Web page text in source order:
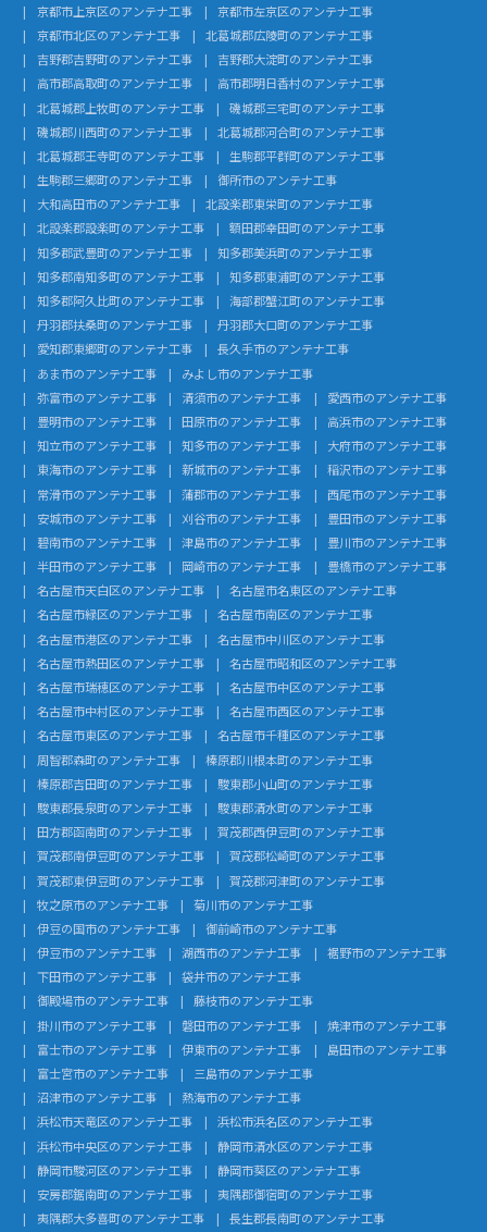
京都市上京区のアンテナ工事
京都市左京区のアンテナ工事
京都市北区のアンテナ工事
北葛城郡広陵町のアンテナ工事
吉野郡吉野町のアンテナ工事
吉野郡大淀町のアンテナ工事
高市郡高取町のアンテナ工事
高市郡明日香村のアンテナ工事
北葛城郡上牧町のアンテナ工事
磯城郡三宅町のアンテナ工事
磯城郡川西町のアンテナ工事
北葛城郡河合町のアンテナ工事
北葛城郡王寺町のアンテナ工事
生駒郡平群町のアンテナ工事
生駒郡三郷町のアンテナ工事
御所市のアンテナ工事
大和高田市のアンテナ工事
北設楽郡東栄町のアンテナ工事
北設楽郡設楽町のアンテナ工事
額田郡幸田町のアンテナ工事
知多郡武豊町のアンテナ工事
知多郡美浜町のアンテナ工事
知多郡南知多町のアンテナ工事
知多郡東浦町のアンテナ工事
知多郡阿久比町のアンテナ工事
海部郡蟹江町のアンテナ工事
丹羽郡扶桑町のアンテナ工事
丹羽郡大口町のアンテナ工事
愛知郡東郷町のアンテナ工事
長久手市のアンテナ工事
あま市のアンテナ工事
みよし市のアンテナ工事
弥富市のアンテナ工事
清須市のアンテナ工事
愛西市のアンテナ工事
豊明市のアンテナ工事
田原市のアンテナ工事
高浜市のアンテナ工事
知立市のアンテナ工事
知多市のアンテナ工事
大府市のアンテナ工事
東海市のアンテナ工事
新城市のアンテナ工事
稲沢市のアンテナ工事
常滑市のアンテナ工事
蒲郡市のアンテナ工事
西尾市のアンテナ工事
安城市のアンテナ工事
刈谷市のアンテナ工事
豊田市のアンテナ工事
碧南市のアンテナ工事
津島市のアンテナ工事
豊川市のアンテナ工事
半田市のアンテナ工事
岡崎市のアンテナ工事
豊橋市のアンテナ工事
名古屋市天白区のアンテナ工事
名古屋市名東区のアンテナ工事
名古屋市緑区のアンテナ工事
名古屋市南区のアンテナ工事
名古屋市港区のアンテナ工事
名古屋市中川区のアンテナ工事
名古屋市熱田区のアンテナ工事
名古屋市昭和区のアンテナ工事
名古屋市瑞穂区のアンテナ工事
名古屋市中区のアンテナ工事
名古屋市中村区のアンテナ工事
名古屋市西区のアンテナ工事
名古屋市東区のアンテナ工事
名古屋市千種区のアンテナ工事
周智郡森町のアンテナ工事
榛原郡川根本町のアンテナ工事
榛原郡吉田町のアンテナ工事
駿東郡小山町のアンテナ工事
駿東郡長泉町のアンテナ工事
駿東郡清水町のアンテナ工事
田方郡函南町のアンテナ工事
賀茂郡西伊豆町のアンテナ工事
賀茂郡南伊豆町のアンテナ工事
賀茂郡松崎町のアンテナ工事
賀茂郡東伊豆町のアンテナ工事
賀茂郡河津町のアンテナ工事
牧之原市のアンテナ工事
菊川市のアンテナ工事
伊豆の国市のアンテナ工事
御前崎市のアンテナ工事
伊豆市のアンテナ工事
湖西市のアンテナ工事
裾野市のアンテナ工事
下田市のアンテナ工事
袋井市のアンテナ工事
御殿場市のアンテナ工事
藤枝市のアンテナ工事
掛川市のアンテナ工事
磐田市のアンテナ工事
焼津市のアンテナ工事
富士市のアンテナ工事
伊東市のアンテナ工事
島田市のアンテナ工事
富士宮市のアンテナ工事
三島市のアンテナ工事
沼津市のアンテナ工事
熱海市のアンテナ工事
浜松市天竜区のアンテナ工事
浜松市浜名区のアンテナ工事
浜松市中央区のアンテナ工事
静岡市清水区のアンテナ工事
静岡市駿河区のアンテナ工事
静岡市葵区のアンテナ工事
安房郡鋸南町のアンテナ工事
夷隅郡御宿町のアンテナ工事
夷隅郡大多喜町のアンテナ工事
長生郡長南町のアンテナ工事